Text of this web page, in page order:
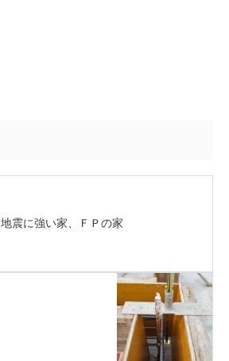
地震に強い家、ＦＰの家